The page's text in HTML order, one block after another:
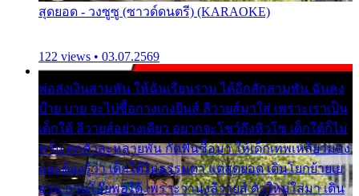
สุดยอด - วงซูซู (ซาวด์ดนตรี) (KARAOKE)
122 views • 03.07.2569
พ่อส่งเงินสามพัน ให้ฉันเรียนราม ได้อีกสักสามพัน ฉันคง
บ๊าย บาย จะไปซื้อกางเกงยีนส์ ลีวายส์มาใส่ เพราะเราเป็น
เด็กใต้ ลีวายส์อย่างเดียว อยากจะโชว์ถึงหิวโซ เด็กใต้ก็ไม่
หวั่น ตกตัวละหลายพัน กัดฟันซื้อมา ให้เด็กเทพเหลียวมอง
และต้องรู้ว่า เด็กใต้ไม่ธรรมดา แต่สุดยอด เดินโยกย้ายเย
ยวน กวนโอ๊ยพอได้ เพราะว่านุ่งลีวายส์ ตัวใหม่ใส่มา เดิน